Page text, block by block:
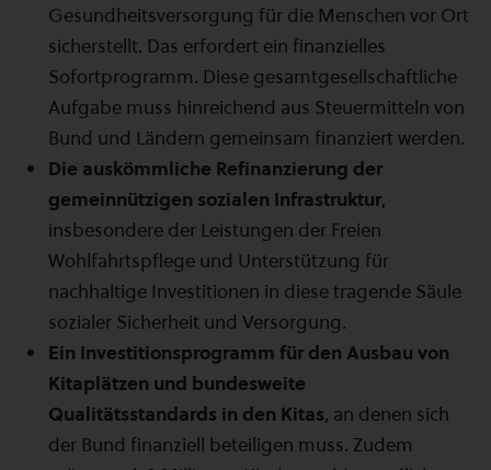
Gesundheitsversorgung für die Menschen vor Ort
sicherstellt. Das erfordert ein finanzielles
Sofortprogramm. Diese gesamtgesellschaftliche
Aufgabe muss hinreichend aus Steuermitteln von
Bund und Ländern gemeinsam finanziert werden.
Die auskömmliche Refinanzierung der
gemeinnützigen sozialen Infrastruktur,
insbesondere der Leistungen der Freien
Wohlfahrtspflege und Unterstützung für
nachhaltige Investitionen in diese tragende Säule
sozialer Sicherheit und Versorgung.
Ein Investitionsprogramm für den Ausbau von
Kitaplätzen und bundesweite
Qualitätsstandards in den Kitas, an denen sich
der Bund finanziell beteiligen muss. Zudem